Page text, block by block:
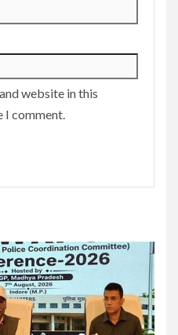
website in this
I comment.